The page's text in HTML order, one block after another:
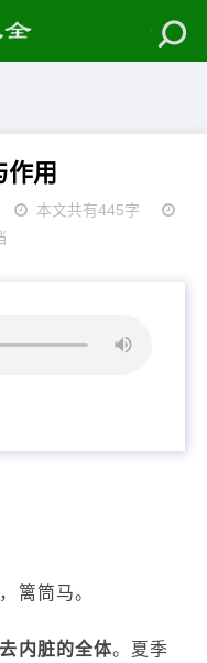
作用
本文共有445字
篱筒马。
去内脏的全体。夏季